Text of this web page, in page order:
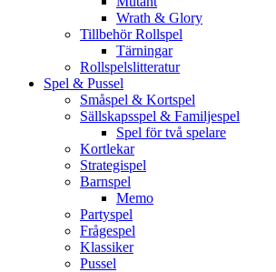
Wrath & Glory
Tillbehör Rollspel
Tärningar
Rollspelslitteratur
Spel & Pussel
Småspel & Kortspel
Sällskapsspel & Familjespel
Spel för två spelare
Kortlekar
Strategispel
Barnspel
Memo
Partyspel
Frågespel
Klassiker
Pussel